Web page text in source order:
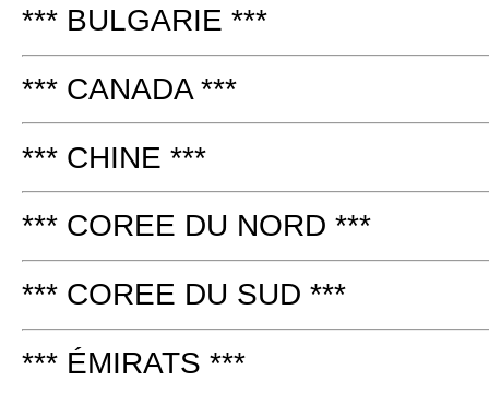
*** BULGARIE ***
*** CANADA ***
*** CHINE ***
*** COREE DU NORD ***
*** COREE DU SUD ***
*** ÉMIRATS ***